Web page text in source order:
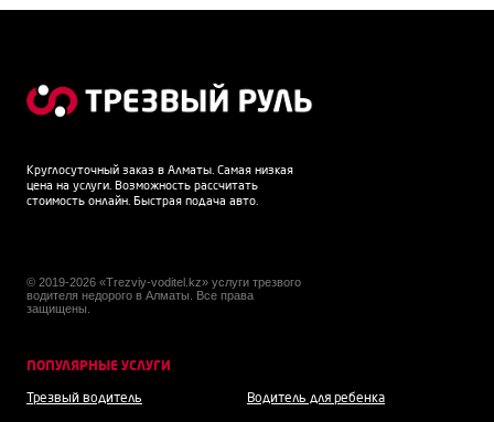
Круглосуточный заказ в Алматы. Самая низкая
цена на услуги. Возможность рассчитать
стоимость онлайн. Быстрая подача авто.
© 2019-2026 «Trezviy-voditel.kz» услуги трезвого
водителя недорого в Алматы. Все права
защищены.
ПОПУЛЯРНЫЕ УСЛУГИ
Трезвый водитель Водитель для ребенка